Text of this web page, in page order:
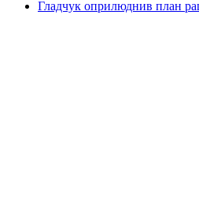
Гладчук оприлюднив план